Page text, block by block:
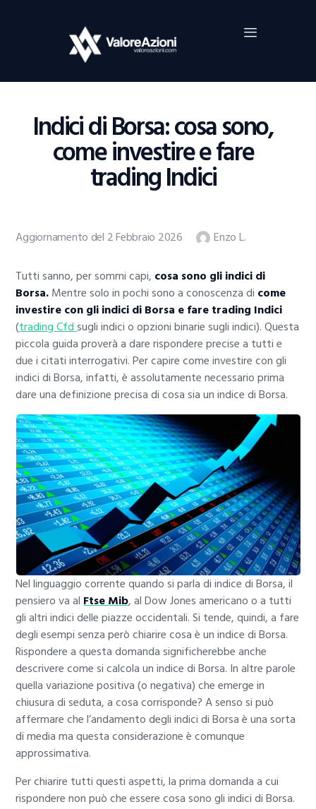
Indici di Borsa: cosa sono,
come investire e fare
trading Indici
Home
Investimenti
Borsa
Guide Al Trading
Criptovalute
Aggiornamento del 2 Febbraio 2026 Enzo L.
Tutti sanno, per sommi capi, cosa sono gli indici di
Borsa.Mentre solo in pochi sono a conoscenza di come
investire con gli indici di Borsa e fare trading Indici
(trading Cfdsugli indici o opzioni binarie sugli indici). Questa
piccola guida proverà a dare rispondere precise a tutti e
due i citati interrogativi. Per capire come investire con gli
indici di Borsa, infatti, è assolutamente necessario prima
dare una definizione precisa di cosa sia un indice di Borsa.
Nel linguaggio corrente quando si parla di indice di Borsa, il
pensiero va alFtse Mib, al Dow Jones americano o a tutti
gli altri indici delle piazze occidentali. Si tende, quindi, a fare
degli esempi senza però chiarire cosa è un indice di Borsa.
Rispondere a questa domanda significherebbe anche
descrivere come si calcola un indice di Borsa. In altre parole
quella variazione positiva (o negativa) che emerge in
chiusura di seduta, a cosa corrisponde? A senso si può
affermare che l’andamento degli indici di Borsa è una sorta
di media ma questa considerazione è comunque
approssimativa.
Per chiarire tutti questi aspetti, la prima domanda a cui
rispondere non può che essere cosa sono gli indici di Borsa.